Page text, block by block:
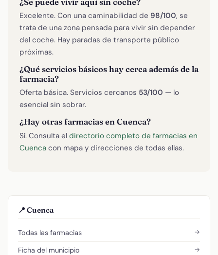
Excelente. Con una caminabilidad de 98/100, se
trata de una zona pensada para vivir sin depender
del coche. Hay paradas de transporte público
próximas.
¿Qué servicios básicos hay cerca además de la
farmacia?
Oferta básica. Servicios cercanos 53/100 — lo
esencial sin sobrar.
¿Hay otras farmacias en Cuenca?
Sí. Consulta el directorio completo de farmacias en
Cuenca con mapa y direcciones de todas ellas.
📍 Cuenca
Todas las farmacias →
Ficha del municipio →